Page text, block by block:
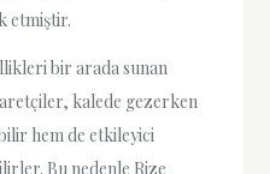
etmiştir.
bir arada sunan
kalede gezerken
hem de etkileyici
Bu nedenle Rize